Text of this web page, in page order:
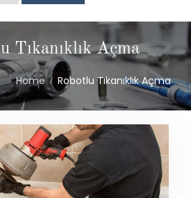
Tıkanıklık Açma
Home Robotlu Tıkanıklık Açma